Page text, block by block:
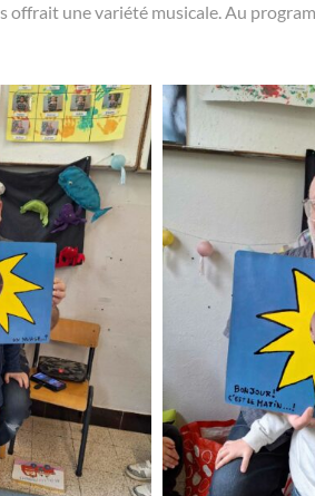
offrait une variété musicale. Au